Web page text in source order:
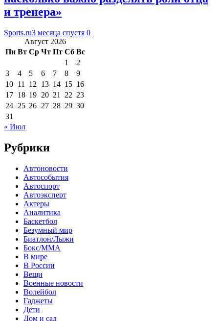
и тренера»
Sports.ru3 месяца спустя 0
Август 2026
Пн Вт Ср Чт Пт Сб Вс
1
2
3
4 5 6 7 8
9
10 11 12 13 14 15 16
17 18 19 20 21 22 23
24 25 26 27 28 29 30
31
« Июл
Рубрики
Автоновости
Автособытия
Автоспорт
Автоэксперт
Актеры
Аналитика
Баскетбол
Безумный мир
Биатлон/Лыжи
Бокс/MMA
В мире
В России
Вещи
Военные новости
Волейбол
Гаджеты
Дети
Дом и сад